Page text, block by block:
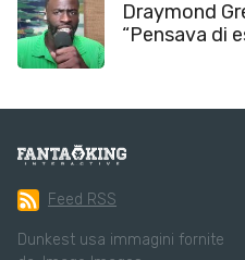
Draymond
“Pensava di
Feed RSS
Dunkest usa immagini fornite